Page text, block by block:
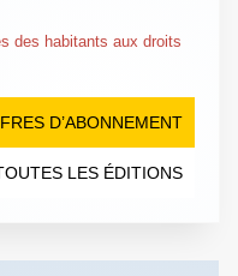
des habitants aux droits
D’ABONNEMENT
LES ÉDITIONS